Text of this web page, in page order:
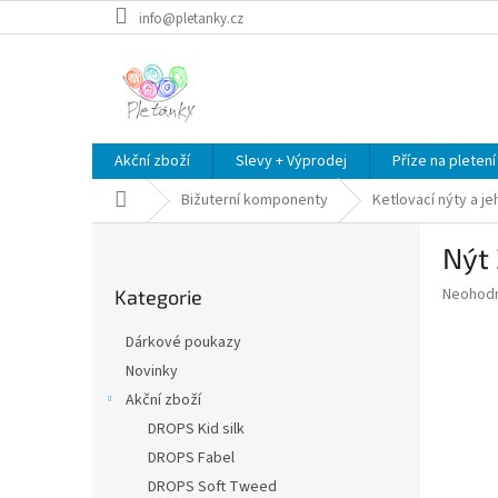
na
info@pletanky.cz
Akční zboží Slevy + Výprodej Příze na
Domů Bižuterní komponenty Ketlovací nýty a
kategorie
Kategorie
Dárkové poukazy
Novinky
Akční zboží
DROPS Kid silk
DROPS Fabel
DROPS Soft Tweed
Nýt